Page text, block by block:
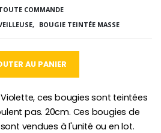
Bougie de Neuvaine Contre le Mal - Saint Michel
€2.50
COMMANDE
BOUGIE TEINTÉE MASSE
AU PANIER
Violette, ces bougies sont teintées
pas. 20cm. Ces bougies de
vendues à l'unité ou en lot.